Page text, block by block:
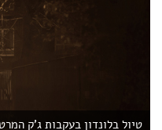
טיול בלונדון בעקבות ג'ק